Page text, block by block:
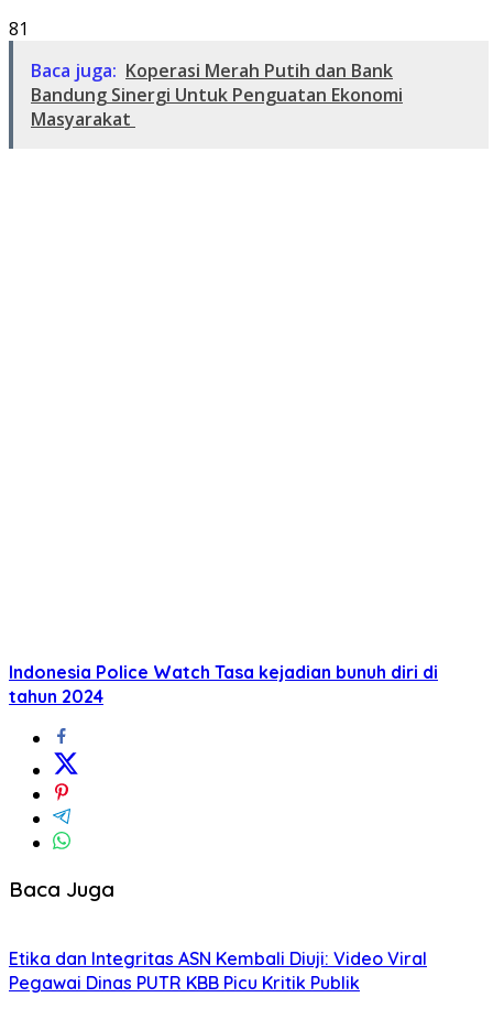
81
Baca juga: Koperasi Merah Putih dan Bank
Bandung Sinergi Untuk Penguatan Ekonomi
Masyarakat
Indonesia Police Watch Tasa kejadian bunuh diri di
tahun 2024
Baca Juga
Etika dan Integritas ASN Kembali Diuji: Video Viral
Pegawai Dinas PUTR KBB Picu Kritik Publik